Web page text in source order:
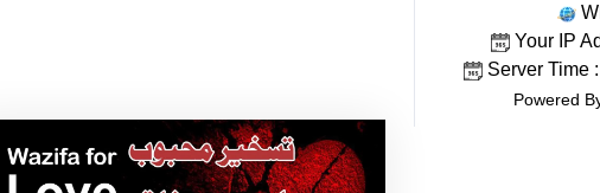
Your IP
Server Time
Powered